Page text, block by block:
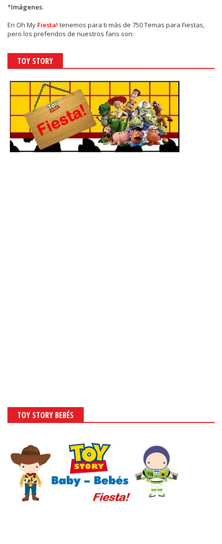
*Imágenes.
En Oh My Fiesta! tenemos para ti más de 750 Temas para Fiestas,
pero los preferidos de nuestros fans son:
TOY STORY
TOY STORY BEBÉS